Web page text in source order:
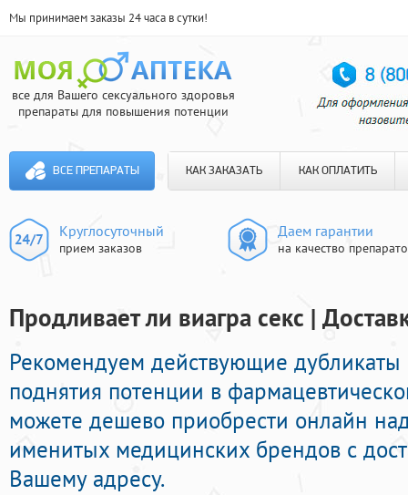
Мы принимаем заказы 24 часа в сутки!
все для Вашего сексуального здоровья
препараты для повышения потенции
ВСЕ ПРЕПАРАТЫ КАК ЗАКАЗАТЬ КАК ОПЛАТИТЬ
Круглосуточный
прием заказов
Даем гарантии
на качество
Продливает ли виагра секс |
Рекомендуем действующие
поднятия потенции в
можете дешево приобрести онлайн
именитых медицинских брендов с
Вашему адресу.